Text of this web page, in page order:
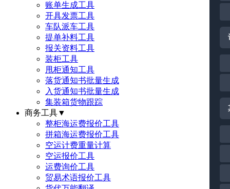
账单生成工具
开具发票工具
车队派车工具
提单补料工具
报关资料工具
装柜工具
甩柜通知工具
落货通知书批量生成
入货通知书批量生成
集装箱货物跟踪
商务工具▼
整柜海运费报价工具
拼箱海运费报价工具
空运计费重量计算
空运报价工具
运费询价工具
贸易术语报价工具